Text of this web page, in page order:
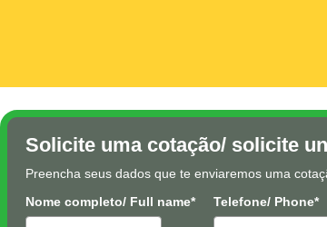
Solicite uma cotação/ solicite
Preencha seus dados que te enviaremos uma
Nome completo/ Full name*
Telefone/ Phone*